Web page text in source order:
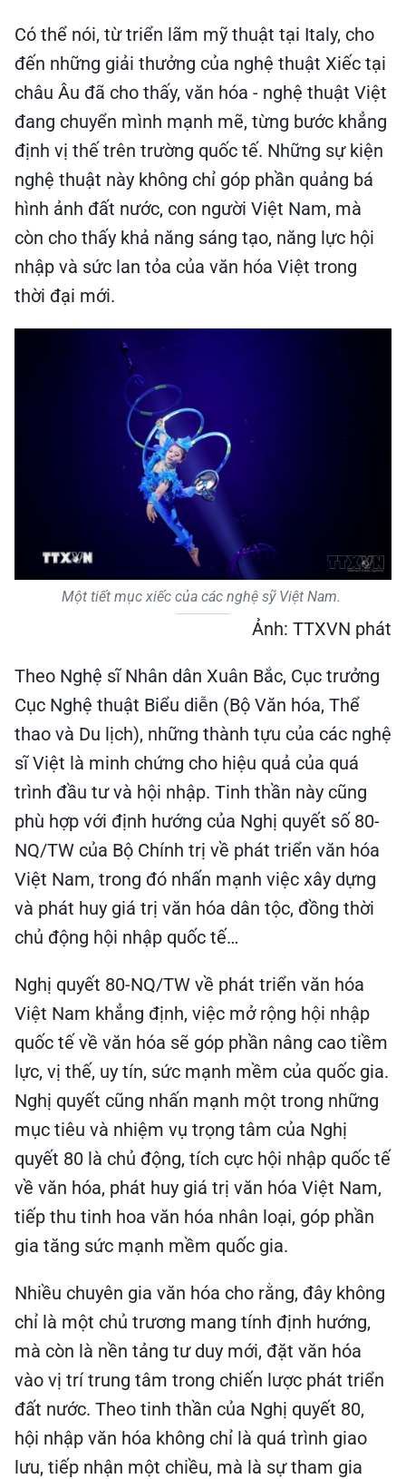
Có thể nói, từ triển lãm mỹ thuật tại Italy, cho
đến những giải thưởng của nghệ thuật Xiếc tại
châu Âu đã cho thấy, văn hóa - nghệ thuật Việt
đang chuyển mình mạnh mẽ, từng bước khẳng
định vị thế trên trường quốc tế. Những sự kiện
nghệ thuật này không chỉ góp phần quảng bá
hình ảnh đất nước, con người Việt Nam, mà
còn cho thấy khả năng sáng tạo, năng lực hội
nhập và sức lan tỏa của văn hóa Việt trong
thời đại mới.
Một tiết mục xiếc của các nghệ sỹ Việt Nam.
Ảnh: TTXVN phát
Theo Nghệ sĩ Nhân dân Xuân Bắc, Cục trưởng
Cục Nghệ thuật Biểu diễn (Bộ Văn hóa, Thể
thao và Du lịch), những thành tựu của các nghệ
sĩ Việt là minh chứng cho hiệu quả của quá
trình đầu tư và hội nhập. Tinh thần này cũng
phù hợp với định hướng của Nghị quyết số 80-
NQ/TW của Bộ Chính trị về phát triển văn hóa
Việt Nam, trong đó nhấn mạnh việc xây dựng
và phát huy giá trị văn hóa dân tộc, đồng thời
chủ động hội nhập quốc tế…
Nghị quyết 80-NQ/TW về phát triển văn hóa
Việt Nam khẳng định, việc mở rộng hội nhập
quốc tế về văn hóa sẽ góp phần nâng cao tiềm
lực, vị thế, uy tín, sức mạnh mềm của quốc gia.
Nghị quyết cũng nhấn mạnh một trong những
mục tiêu và nhiệm vụ trọng tâm của Nghị
quyết 80 là chủ động, tích cực hội nhập quốc tế
về văn hóa, phát huy giá trị văn hóa Việt Nam,
tiếp thu tinh hoa văn hóa nhân loại, góp phần
gia tăng sức mạnh mềm quốc gia.
Nhiều chuyên gia văn hóa cho rằng, đây không
chỉ là một chủ trương mang tính định hướng,
mà còn là nền tảng tư duy mới, đặt văn hóa
vào vị trí trung tâm trong chiến lược phát triển
đất nước. Theo tinh thần của Nghị quyết 80,
hội nhập văn hóa không chỉ là quá trình giao
lưu, tiếp nhận một chiều, mà là sự tham gia